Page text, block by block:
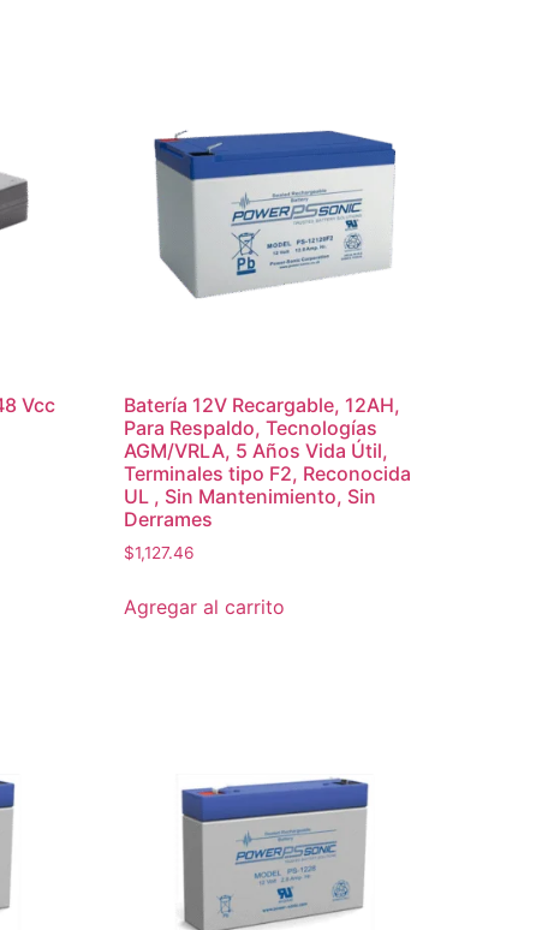
Vcc
Batería 12V Recargable, 12AH,
Para Respaldo, Tecnologías
AGM/VRLA, 5 Años Vida Útil,
Terminales tipo F2, Reconocida
UL , Sin Mantenimiento, Sin
Derrames
$1,127.46
Agregar al carrito